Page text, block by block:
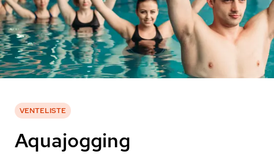
VENTELISTE
Aquajogging